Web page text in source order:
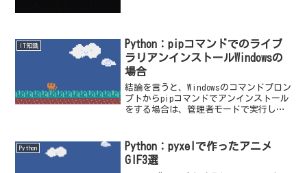
ちん...
IT知識
Python：pipコマンドでのライブ
ラリアンインストールWindowsの
場合
結論を言うと、Windowsのコマンドプロン
プトからpipコマンドでアンインストール
をする場合は、管理者モードで実行した
から「アクセス権限がありませ...
Python
Python：pyxelで作ったアニメ
GIF3選